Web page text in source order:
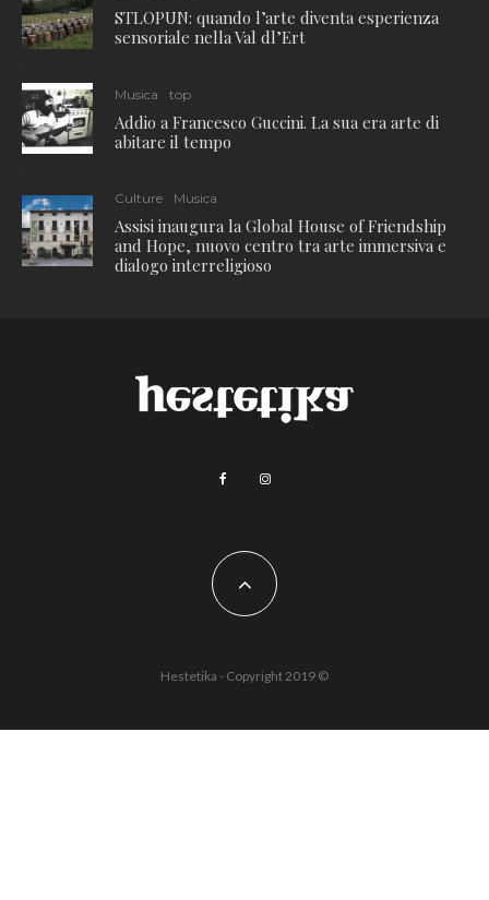
STLOPUN: quando l’arte diventa esperienza
sensoriale nella Val dl’Ert
Musica top
Addio a Francesco Guccini. La sua era arte di
abitare il tempo
Culture Musica
Assisi inaugura la Global House of Friendship
and Hope, nuovo centro tra arte immersiva e
dialogo interreligioso
Hestetika - Copyright 2019 ©